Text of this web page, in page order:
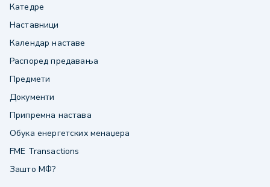
Катедре
Наставници
Календар наставе
Распоред предавања
Предмети
Документи
Припремна настава
Обука енергетских менаџера
FME Transactions
Зашто МФ?